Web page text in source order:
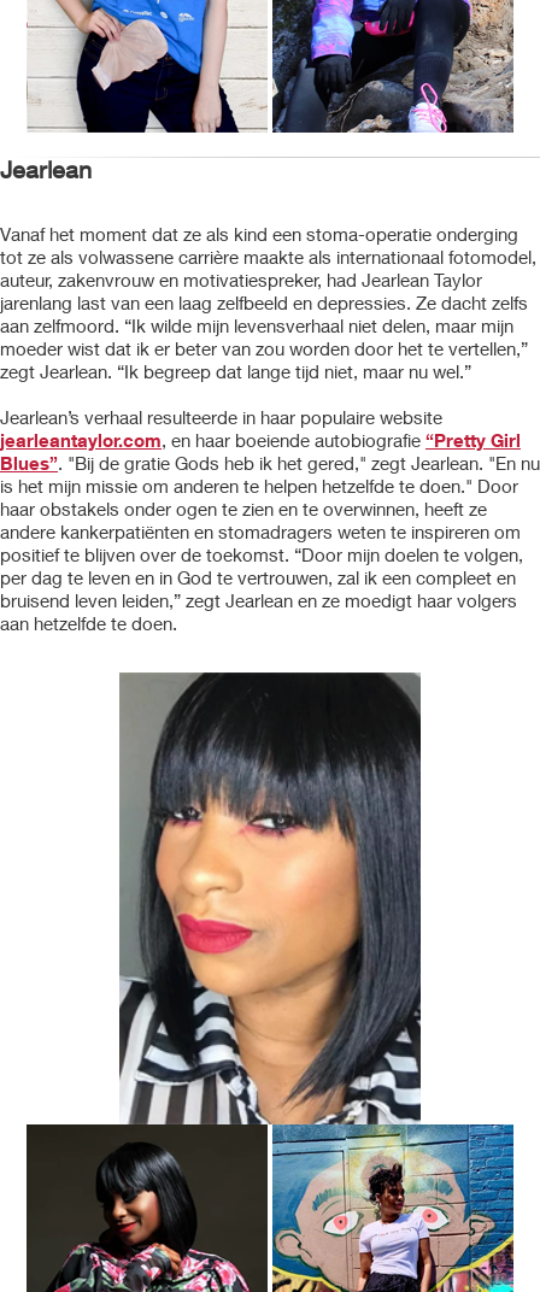
Jearlean
Vanaf het moment dat ze als kind een stoma-operatie onderging
tot ze als volwassene carrière maakte als internationaal fotomodel,
auteur, zakenvrouw en motivatiespreker, had Jearlean Taylor
jarenlang last van een laag zelfbeeld en depressies. Ze dacht zelfs
aan zelfmoord. “Ik wilde mijn levensverhaal niet delen, maar mijn
moeder wist dat ik er beter van zou worden door het te vertellen,”
zegt Jearlean. “Ik begreep dat lange tijd niet, maar nu wel.”
Jearlean’s verhaal resulteerde in haar populaire website
jearleantaylor.com, en haar boeiende autobiografie “Pretty Girl
Blues”. "Bij de gratie Gods heb ik het gered," zegt Jearlean. "En nu
is het mijn missie om anderen te helpen hetzelfde te doen." Door
haar obstakels onder ogen te zien en te overwinnen, heeft ze
andere kankerpatiënten en stomadragers weten te inspireren om
positief te blijven over de toekomst. “Door mijn doelen te volgen,
per dag te leven en in God te vertrouwen, zal ik een compleet en
bruisend leven leiden,” zegt Jearlean en ze moedigt haar volgers
aan hetzelfde te doen.